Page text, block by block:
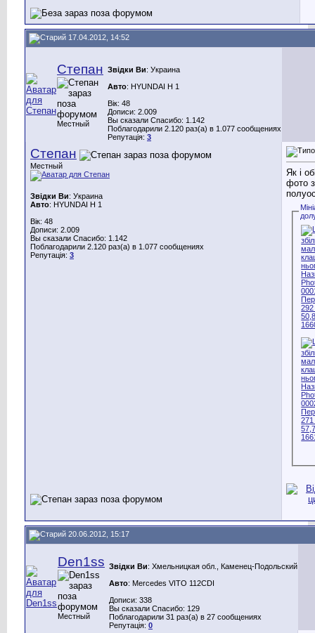
17.04.2012, 14:52
Степан
Местный
Звідки Ви: Украина
Авто: HYUNDAI H 1
Вік: 48
Дописи: 2.009
Вы сказали Спасибо: 1.142
Поблагодарили 2.120 раз(а) в 1.077 сообщениях
Репутація: 3
Степан
Местный
Звідки Ви: Украина
Авто: HYUNDAI H 1
Вік: 48
Дописи: 2.009
Вы сказали Спасибо: 1.142
Поблагодарили 2.120 раз(а) в 1.077 сообщениях
Репутація: 3
Як і
фото
20.06.2012, 15:17
Den1ss
Местный
Звідки Ви: Хмельницкая обл., Каменец-Подольский
Авто: Mercedes VITO 112CDI
Дописи: 338
Вы сказали Спасибо: 129
Поблагодарили 31 раз(а) в 27 сообщениях
Репутація: 0